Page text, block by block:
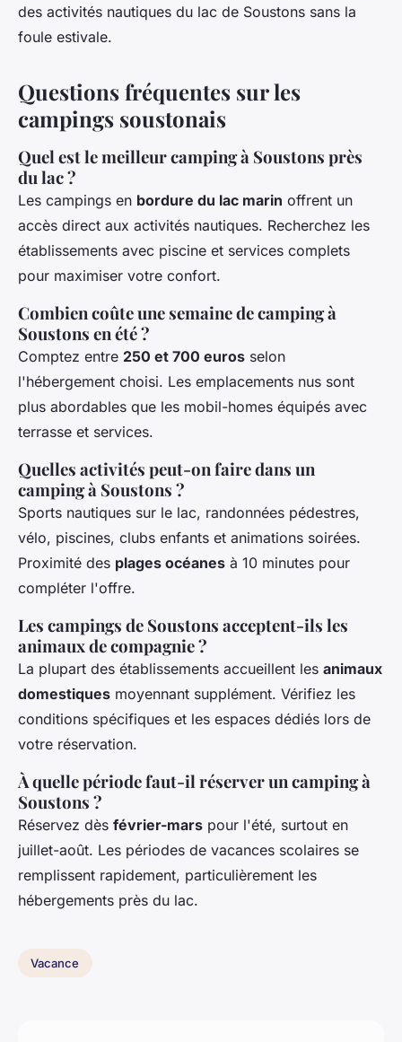
des activités nautiques du lac de Soustons sans la
foule estivale.
Questions fréquentes sur les
campings soustonais
Quel est le meilleur camping à Soustons près
du lac ?
Les campings en bordure du lac marin offrent un
accès direct aux activités nautiques. Recherchez les
établissements avec piscine et services complets
pour maximiser votre confort.
Combien coûte une semaine de camping à
Soustons en été ?
Comptez entre 250 et 700 euros selon
l'hébergement choisi. Les emplacements nus sont
plus abordables que les mobil-homes équipés avec
terrasse et services.
Quelles activités peut-on faire dans un
camping à Soustons ?
Sports nautiques sur le lac, randonnées pédestres,
vélo, piscines, clubs enfants et animations soirées.
Proximité des plages océanes à 10 minutes pour
compléter l'offre.
Les campings de Soustons acceptent-ils les
animaux de compagnie ?
La plupart des établissements accueillent les animaux
domestiques moyennant supplément. Vérifiez les
conditions spécifiques et les espaces dédiés lors de
votre réservation.
À quelle période faut-il réserver un camping à
Soustons ?
Réservez dès février-mars pour l'été, surtout en
juillet-août. Les périodes de vacances scolaires se
remplissent rapidement, particulièrement les
hébergements près du lac.
Vacance